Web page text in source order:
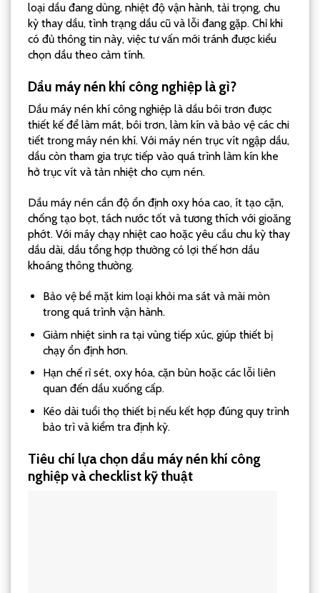
loại dầu đang dùng, nhiệt độ vận hành, tải trọng, chu
kỳ thay dầu, tình trạng dầu cũ và lỗi đang gặp. Chỉ khi
có đủ thông tin này, việc tư vấn mới tránh được kiểu
chọn dầu theo cảm tính.
Dầu máy nén khí công nghiệp là gì?
Dầu máy nén khí công nghiệp là dầu bôi trơn được
thiết kế để làm mát, bôi trơn, làm kín và bảo vệ các chi
tiết trong máy nén khí. Với máy nén trục vít ngập dầu,
dầu còn tham gia trực tiếp vào quá trình làm kín khe
hở trục vít và tản nhiệt cho cụm nén.
Dầu máy nén cần độ ổn định oxy hóa cao, ít tạo cặn,
chống tạo bọt, tách nước tốt và tương thích với gioăng
phớt. Với máy chạy nhiệt cao hoặc yêu cầu chu kỳ thay
dầu dài, dầu tổng hợp thường có lợi thế hơn dầu
khoáng thông thường.
Bảo vệ bề mặt kim loại khỏi ma sát và mài mòn
trong quá trình vận hành.
Giảm nhiệt sinh ra tại vùng tiếp xúc, giúp thiết bị
chạy ổn định hơn.
Hạn chế rỉ sét, oxy hóa, cặn bùn hoặc các lỗi liên
quan đến dầu xuống cấp.
Kéo dài tuổi thọ thiết bị nếu kết hợp đúng quy trình
bảo trì và kiểm tra định kỳ.
Tiêu chí lựa chọn dầu máy nén khí công
nghiệp và checklist kỹ thuật